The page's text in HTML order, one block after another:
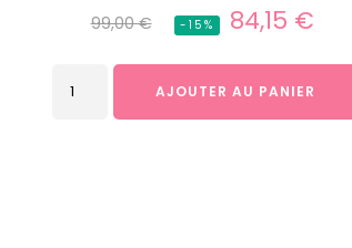
Prix
99,00 € -15%
Prix
84,15 €
AJOUTER AU PANIER